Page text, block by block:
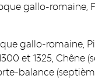
gallo-romaine,
gallo-romaine,
et 1325, Chêne
balance